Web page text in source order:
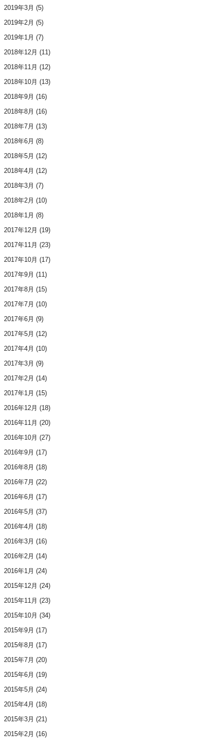
2019年3月 (5)
2019年2月 (5)
2019年1月 (7)
2018年12月 (11)
2018年11月 (12)
2018年10月 (13)
2018年9月 (16)
2018年8月 (16)
2018年7月 (13)
2018年6月 (8)
2018年5月 (12)
2018年4月 (12)
2018年3月 (7)
2018年2月 (10)
2018年1月 (8)
2017年12月 (19)
2017年11月 (23)
2017年10月 (17)
2017年9月 (11)
2017年8月 (15)
2017年7月 (10)
2017年6月 (9)
2017年5月 (12)
2017年4月 (10)
2017年3月 (9)
2017年2月 (14)
2017年1月 (15)
2016年12月 (18)
2016年11月 (20)
2016年10月 (27)
2016年9月 (17)
2016年8月 (18)
2016年7月 (22)
2016年6月 (17)
2016年5月 (37)
2016年4月 (18)
2016年3月 (16)
2016年2月 (14)
2016年1月 (24)
2015年12月 (24)
2015年11月 (23)
2015年10月 (34)
2015年9月 (17)
2015年8月 (17)
2015年7月 (20)
2015年6月 (19)
2015年5月 (24)
2015年4月 (18)
2015年3月 (21)
2015年2月 (16)